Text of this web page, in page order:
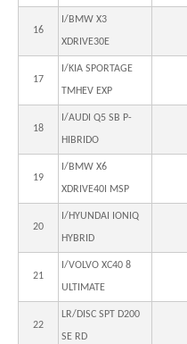
16
I/BMW X3
XDRIVE30E
17
I/KIA SPORTAGE
TMHEV EXP
18
I/AUDI Q5 SB P-
HIBRIDO
19
I/BMW X6
XDRIVE40I MSP
20
I/HYUNDAI IONIQ
HYBRID
21
I/VOLVO XC40 8
ULTIMATE
22
LR/DISC SPT D200
SE RD